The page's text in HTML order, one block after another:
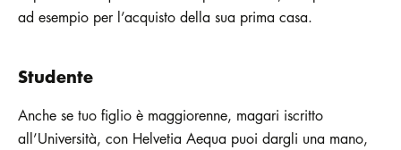
ad esempio per l’acquisto della sua prima casa.
Studente
Anche se tuo figlio è maggiorenne, magari iscritto
all’Università, con Helvetia Aequa puoi dargli una mano,